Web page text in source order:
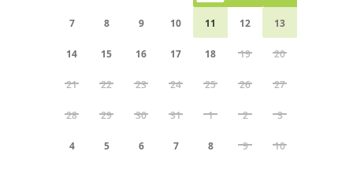
7 8 9 10 11 12 13
14 15 16 17 18 19 20
21 22 23 24 25 26 27
28 29 30 31 1 2 3
4 5 6 7 8 9 10